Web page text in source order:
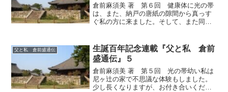
倉前麻須美 著 第６回 健康体に光の帯
は、また、納戸の唐紙の隙間から真っす
ぐ私の方に来ました。そして、また同じ
その光の帯を取れると思っていたのです
が、なんて単純なんでしょ...
父と私 倉前盛通伝
生誕百年記念連載『父と私 倉前
盛通伝』５
倉前麻須美 著 第５回 光の帯幼い私は
尼ヶ辻の家で不思議な体験もしました。
少し長くなりますが、お付き合いくださ